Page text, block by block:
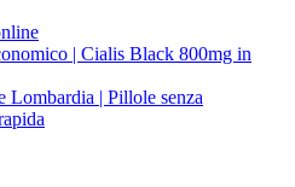
| Cialis Black 800mg in
Lombardia | Pillole senza